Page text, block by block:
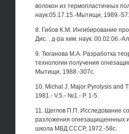
волокон из термопластичных
наук:05.17.15.-Мытищи, 1989.-
8. Гибов K.M. Ингибирование
Дис. . д-ра хим. наук. 00.02.06.-
9. Тюганова М.А. Разработка
технологии получения
Мытищи, 1988.-307с.
10. Michal J. Major Pyrolysis and
1981.- V.5.- №1.- P. 1-5.
11. Щеглов П.П. Исследование
разложения огнезащищеннных
школа МВД СССР, 1972.-58с.